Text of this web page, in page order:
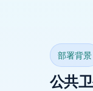
部署背景
公共